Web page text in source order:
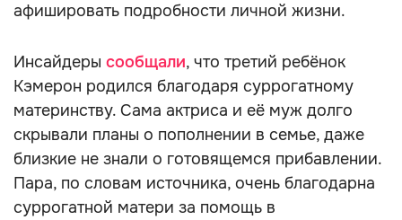
афишировать подробности личной жизни.
Инсайдеры сообщали, что третий ребёнок
Кэмерон родился благодаря суррогатному
материнству. Сама актриса и её муж долго
скрывали планы о пополнении в семье, даже
близкие не знали о готовящемся прибавлении.
Пара, по словам источника, очень благодарна
суррогатной матери за помощь в